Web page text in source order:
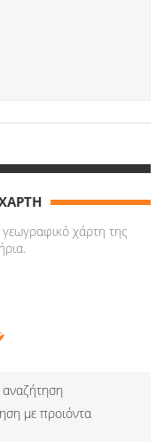
χάρτη της
με προιόντα